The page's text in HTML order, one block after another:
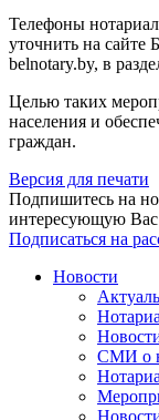
Телефоны
уточнить на сайте
belnotary.by, в
Целью таких
населения и
граждан.
Версия для печати
Подпишитесь на
интересующую
Подписаться на
Новости
СМИ о